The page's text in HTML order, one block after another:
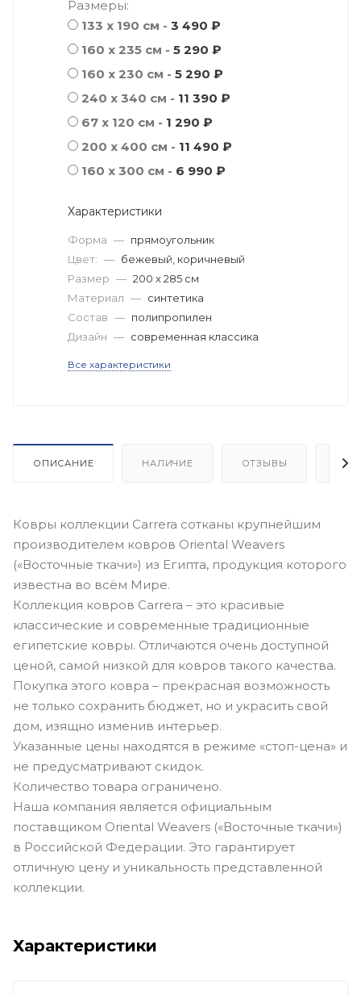
Размеры:
133 x 190 см - 3 490 ₽
160 x 235 см - 5 290 ₽
160 x 230 см - 5 290 ₽
240 x 340 см - 11 390 ₽
67 x 120 см - 1 290 ₽
200 x 400 см - 11 490 ₽
160 x 300 см - 6 990 ₽
Характеристики
Форма — прямоугольник
Цвет: — бежевый, коричневый
Размер — 200 x 285 см
Материал — синтетика
Состав — полипропилен
Дизайн — современная классика
Все характеристики
ОПИСАНИЕ НАЛИЧИЕ ОТЗЫВЫ
Ковры коллекции Carrera сотканы крупнейшим
производителем ковров Oriental Weavers
(«Восточные ткачи») из Египта, продукция которого
известна во всём Мире.
Коллекция ковров Carrera – это красивые
классические и современные традиционные
египетские ковры. Отличаются очень доступной
ценой, самой низкой для ковров такого качества.
Покупка этого ковра – прекрасная возможность
не только сохранить бюджет, но и украсить свой
дом, изящно изменив интерьер.
Указанные цены находятся в режиме «стоп-цена» и
не предусматривают скидок.
Количество товара ограничено.
Наша компания является официальным
поставщиком Oriental Weavers («Восточные ткачи»)
в Российской Федерации. Это гарантирует
отличную цену и уникальность представленной
коллекции.
Характеристики